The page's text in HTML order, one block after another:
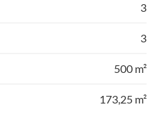
3
3
500 m²
173,25 m²